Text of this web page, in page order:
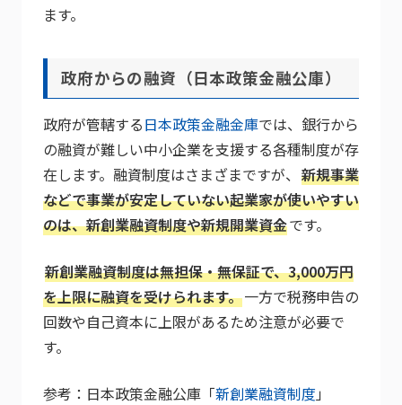
ます。
政府からの融資（日本政策金融公庫）
政府が管轄する日本政策金融金庫では、銀行から
の融資が難しい中小企業を支援する各種制度が存
在します。融資制度はさまざまですが、 新規事業
などで事業が安定していない起業家が使いやすい
のは、新創業融資制度や新規開業資金です。
新創業融資制度は無担保・無保証で、3,000万円
を上限に融資を受けられます。一方で税務申告の
回数や自己資本に上限があるため注意が必要で
す。
参考：日本政策金融公庫「新創業融資制度 」